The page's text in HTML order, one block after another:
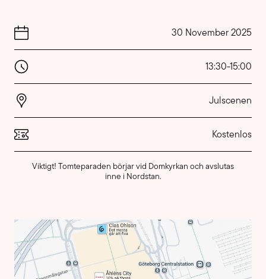
30 November 2025
13:30-15:00
Julscenen
Kostenlos
Viktigt! Tomteparaden börjar vid Domkyrkan och avslutas
inne i Nordstan.